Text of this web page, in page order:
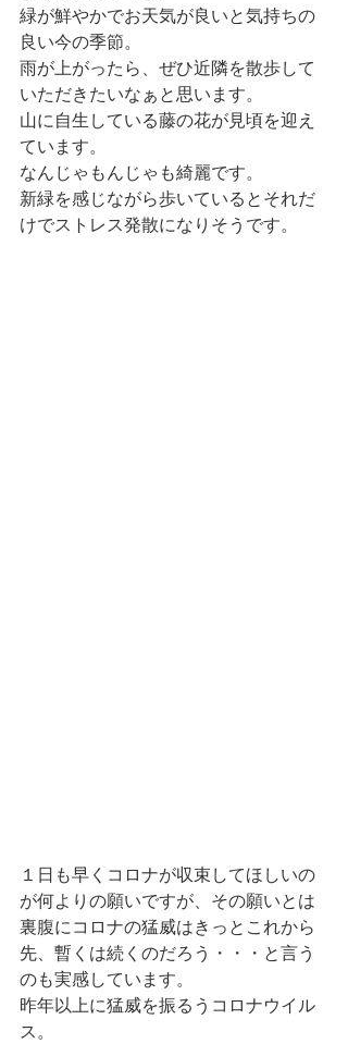
緑が鮮やかでお天気が良いと気持ちの
良い今の季節。
雨が上がったら、ぜひ近隣を散歩して
いただきたいなぁと思います。
山に自生している藤の花が見頃を迎え
ています。
なんじゃもんじゃも綺麗です。
新緑を感じながら歩いているとそれだ
けでストレス発散になりそうです。
１日も早くコロナが収束してほしいの
が何よりの願いですが、その願いとは
裏腹にコロナの猛威はきっとこれから
先、暫くは続くのだろう・・・と言う
のも実感しています。
昨年以上に猛威を振るうコロナウイル
ス。